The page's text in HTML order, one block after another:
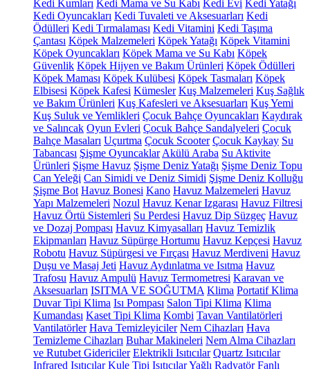
Kedi Kumları Kedi Mama ve Su Kabı Kedi Evi Kedi Yatağı
Kedi Oyuncakları Kedi Tuvaleti ve Aksesuarları Kedi
Ödülleri Kedi Tırmalaması Kedi Vitamini Kedi Taşıma
Çantası Köpek Malzemeleri Köpek Yatağı Köpek Vitamini
Köpek Oyuncakları Köpek Mama ve Su Kabı Köpek
Güvenlik Köpek Hijyen ve Bakım Ürünleri Köpek Ödülleri
Köpek Maması Köpek Kulübesi Köpek Tasmaları Köpek
Elbisesi Köpek Kafesi Kümesler Kuş Malzemeleri Kuş Sağlık
ve Bakım Ürünleri Kuş Kafesleri ve Aksesuarları Kuş Yemi
Kuş Suluk ve Yemlikleri Çocuk Bahçe Oyuncakları Kaydırak
ve Salıncak Oyun Evleri Çocuk Bahçe Sandalyeleri Çocuk
Bahçe Masaları Uçurtma Çocuk Scooter Çocuk Kaykay Su
Tabancası Şişme Oyuncaklar Akülü Araba Su Aktivite
Ürünleri Şişme Havuz Şişme Deniz Yatağı Şişme Deniz Topu
Can Yeleği Can Simidi ve Deniz Simidi Şişme Deniz Kolluğu
Şişme Bot Havuz Bonesi Kano Havuz Malzemeleri Havuz
Yapı Malzemeleri Nozul Havuz Kenar Izgarası Havuz Filtresi
Havuz Örtü Sistemleri Su Perdesi Havuz Dip Süzgeç Havuz
ve Dozaj Pompası Havuz Kimyasalları Havuz Temizlik
Ekipmanları Havuz Süpürge Hortumu Havuz Kepçesi Havuz
Robotu Havuz Süpürgesi ve Fırçası Havuz Merdiveni Havuz
Duşu ve Masaj Jeti Havuz Aydınlatma ve Isıtma Havuz
Trafosu Havuz Ampulü Havuz Termometresi Karavan ve
Aksesuarları ISITMA VE SOĞUTMA Klima Portatif Klima
Duvar Tipi Klima Isı Pompası Salon Tipi Klima Klima
Kumandası Kaset Tipi Klima Kombi Tavan Vantilatörleri
Vantilatörler Hava Temizleyiciler Nem Cihazları Hava
Temizleme Cihazları Buhar Makineleri Nem Alma Cihazları
ve Rutubet Gidericiler Elektrikli Isıtıcılar Quartz Isıtıcılar
Infrared Isıtıcılar Kule Tipi IsıtıcılarYağlı Radyatör Fanlı